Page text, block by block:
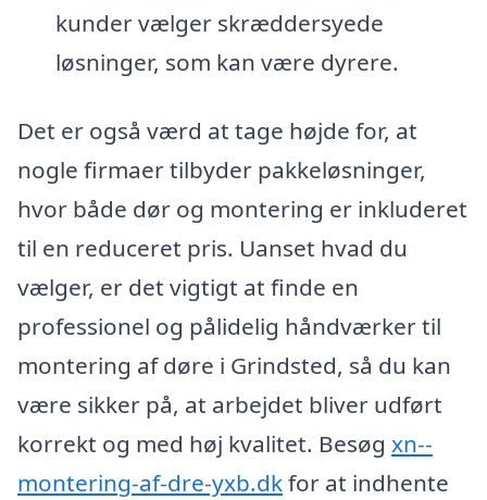
kunder vælger skræddersyede
løsninger, som kan være dyrere.
Det er også værd at tage højde for, at
nogle firmaer tilbyder pakkeløsninger,
hvor både dør og montering er inkluderet
til en reduceret pris. Uanset hvad du
vælger, er det vigtigt at finde en
professionel og pålidelig håndværker til
montering af døre i Grindsted, så du kan
være sikker på, at arbejdet bliver udført
korrekt og med høj kvalitet. Besøg xn--
montering-af-dre-yxb.dkfor at indhente